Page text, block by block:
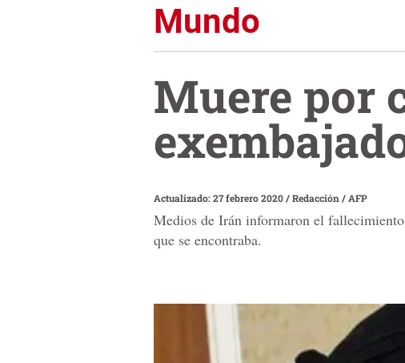
Mundo
Muere por
Actualizado: 27 febrero 2020/Redacción / AFP
Medios de Irán informaron el
que se encontraba.